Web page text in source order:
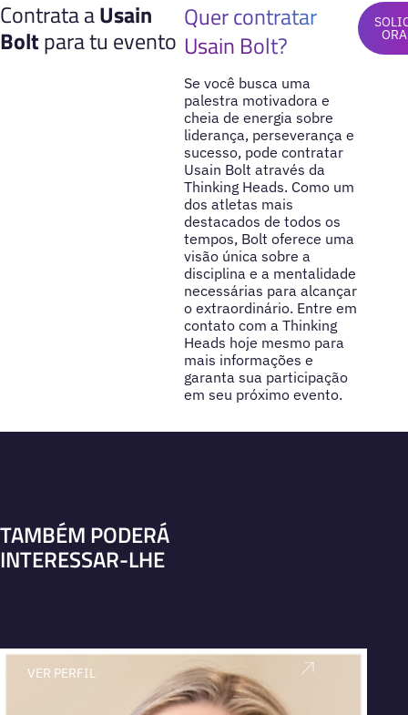
Contrata aUsain
Boltpara tu evento
Quer contratar
Usain Bolt?
Se você busca uma
palestra motivadora e
cheia de energia sobre
liderança, perseverança e
sucesso, pode contratar
Usain Bolt através da
Thinking Heads. Como um
dos atletas mais
destacados de todos os
tempos, Bolt oferece uma
visão única sobre a
disciplina e a mentalidade
necessárias para alcançar
o extraordinário. Entre em
contato com a Thinking
Heads hoje mesmo para
mais informações e
garanta sua participação
em seu próximo evento.
TAMBÉM PODERÁ
INTERESSAR-LHE
VER PERFIL